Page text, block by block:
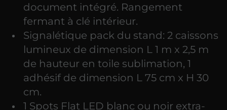
document intégré. Rangement
fermant à clé intérieur.
Signalétique pack du stand: 2 caissons
lumineux de dimension L 1 m x 2,5 m
de hauteur en toile sublimation, 1
adhésif de dimension L 75 cm x H 30
cm.
1 Spots Flat LED blanc ou noir extra-